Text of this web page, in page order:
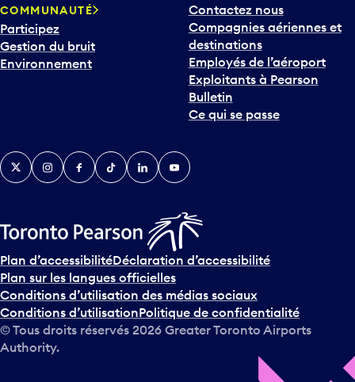
COMMUNAUTÉ
Participez
Gestion du bruit
Environnement
Contactez nous
Compagnies aériennes et
destinations
Employés de l’aéroport
Exploitants à Pearson
Bulletin
Ce qui se passe
TwitterInstagramFacebook
TikTokLinkedInYouTube
Plan d’accessibilitéDéclaration d’accessibilité
Plan sur les langues officielles
Conditions d’utilisation des médias sociaux
Conditions d’utilisationPolitique de confidentialité
© Tous droits réservés 2026 Greater Toronto Airports
Authority.